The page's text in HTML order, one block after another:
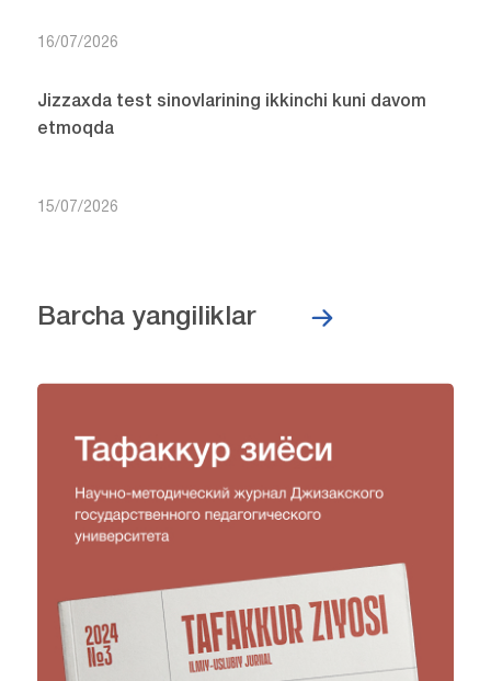
16/07/2026
Jizzaxda test sinovlarining ikkinchi kuni davom
etmoqda
15/07/2026
Barcha yangiliklar